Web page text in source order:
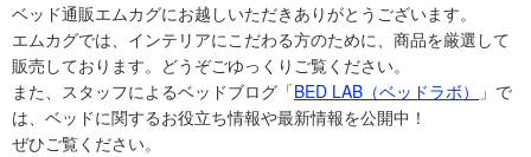
ベッド通販エムカグにお越しいただきありがとうございます。
エムカグでは、インテリアにこだわる方のために、商品を厳選して
販売しております。どうぞごゆっくりご覧ください。
また、スタッフによるベッドブログ「BED LAB（ベッドラボ）
」で
は、ベッドに関するお役立ち情報や最新情報を公開中！
ぜひご覧ください。